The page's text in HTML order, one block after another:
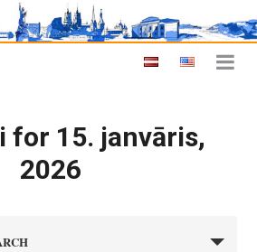
for 15. janvāris,
2026